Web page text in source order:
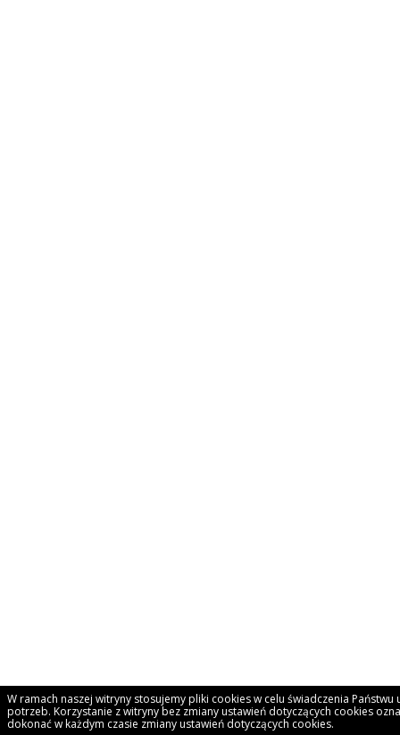
W ramach naszej witryny stosujemy pliki cookies w celu świadczenia
potrzeb. Korzystanie z witryny bez zmiany ustawień dotyczących cookies
dokonać w każdym czasie zmiany ustawień dotyczących cookies.